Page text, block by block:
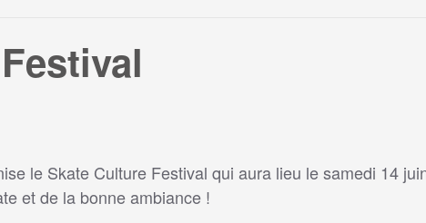
le Skate Culture Festival qui aura lieu le samedi 14
et de la bonne ambiance !